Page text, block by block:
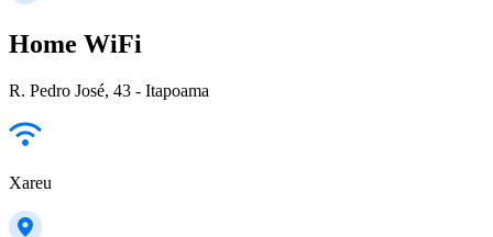
Home WiFi
R. Pedro José, 43 - Itapoama
Xareu